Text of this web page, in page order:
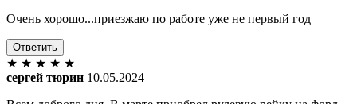
Очень хорошо...приезжаю по работе уже не первый год
Ответить
★ ★ ★ ★ ★
сергей тюрин 10.05.2024